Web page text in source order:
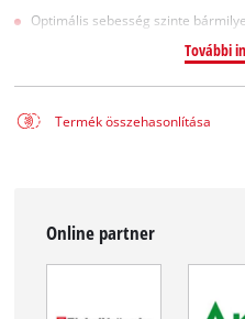
Optimális sebesség szinte
További
Termék összehasonlítása
Online partner